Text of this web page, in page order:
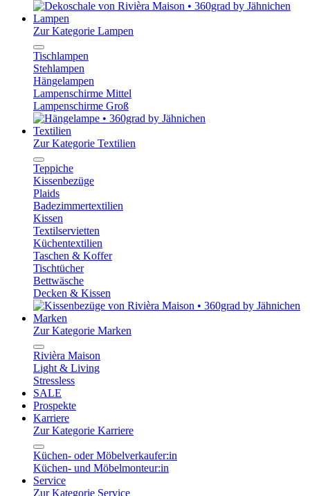
Lampen
Zur Kategorie Lampen
Tischlampen
Stehlampen
Hängelampen
Lampenschirme Mittel
Lampenschirme Groß
Textilien
Zur Kategorie Textilien
Teppiche
Kissenbezüge
Plaids
Badezimmertextilien
Kissen
Textilservietten
Küchentextilien
Taschen & Koffer
Tischtücher
Bettwäsche
Decken & Kissen
Marken
Zur Kategorie Marken
Rivièra Maison
Light & Living
Stressless
SALE
Prospekte
Karriere
Zur Kategorie Karriere
Küchen- oder Möbelverkaufer:in
Küchen- und Möbelmonteur:in
Service
Zur Kategorie Service